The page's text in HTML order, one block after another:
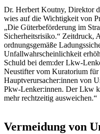
Dr. Herbert Koutny, Direktor
wies auf die Wichtigkeit von
„Die Güterbeförderung im
Sicherheitsrisiko.“ Zeitdruck,
ordnungsgemäße
Unfallwahrscheinlichkeit
Schuld bei dem:der Lkw-
Neustifter vom Kuratorium
Hauptverursacher:innen von
Pkw-Lenker:innen. Der Lkw
mehr rechtzeitig ausweichen.“
Vermeidung von